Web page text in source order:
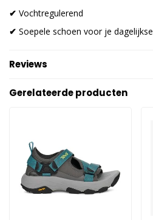
✔ Vochtregulerend
✔ Soepele schoen voor je
Reviews
Gerelateerde producten